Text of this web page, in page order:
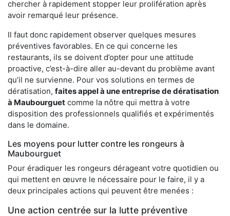
chercher à rapidement stopper leur prolifération après
avoir remarqué leur présence.
Il faut donc rapidement observer quelques mesures
préventives favorables. En ce qui concerne les
restaurants, ils se doivent d’opter pour une attitude
proactive, c’est-à-dire aller au-devant du problème avant
qu’il ne survienne. Pour vos solutions en termes de
dératisation, faites appel à une entreprise de dératisation
à Maubourguet comme la nôtre qui mettra à votre
disposition des professionnels qualifiés et expérimentés
dans le domaine.
Les moyens pour lutter contre les rongeurs à
Maubourguet
Pour éradiquer les rongeurs dérageant votre quotidien ou
qui mettent en œuvre le nécessaire pour le faire, il y a
deux principales actions qui peuvent être menées :
Une action centrée sur la lutte préventive